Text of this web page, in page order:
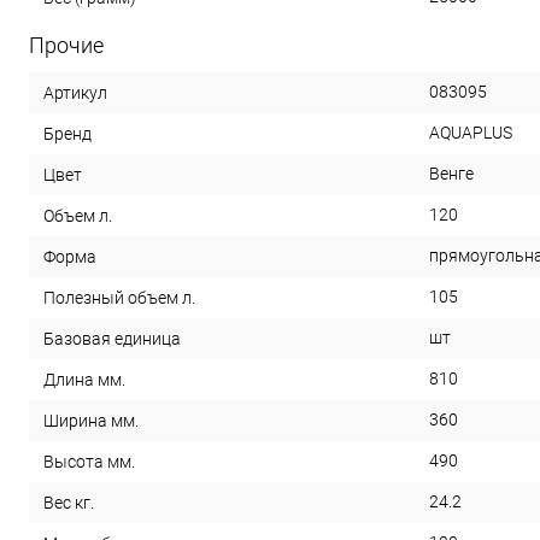
Прочие
Артикул 083095
Бренд AQUAPLUS
Цвет Венге
Объем л. 120
Форма
Полезный объем л. 105
Базовая единица шт
Длина мм. 810
Ширина мм. 360
Высота мм. 490
Вес кг. 24.2